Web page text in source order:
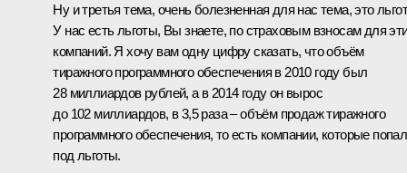
Ну и третья тема, очень болезненная для нас тема, это
У нас есть льготы, Вы знаете, по страховым взносам для
компаний. Я хочу вам одну цифру сказать, что объём
тиражного программного обеспечения в 2010 году был
28 миллиардов рублей, а в 2014 году он вырос
до 102 миллиардов, в 3,5 раза – объём продаж тиражного
программного обеспечения, то есть компании, которые
под льготы.